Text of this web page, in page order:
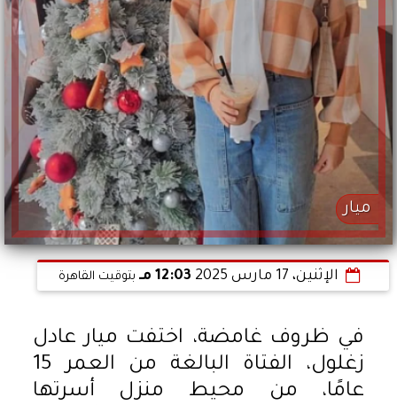
ميار
الإثنين، 17 مارس 2025 12:03 مـ بتوقيت القاهرة
في ظروف غامضة، اختفت ميار عادل
زغلول، الفتاة البالغة من العمر 15
عامًا، من محيط منزل أسرتها